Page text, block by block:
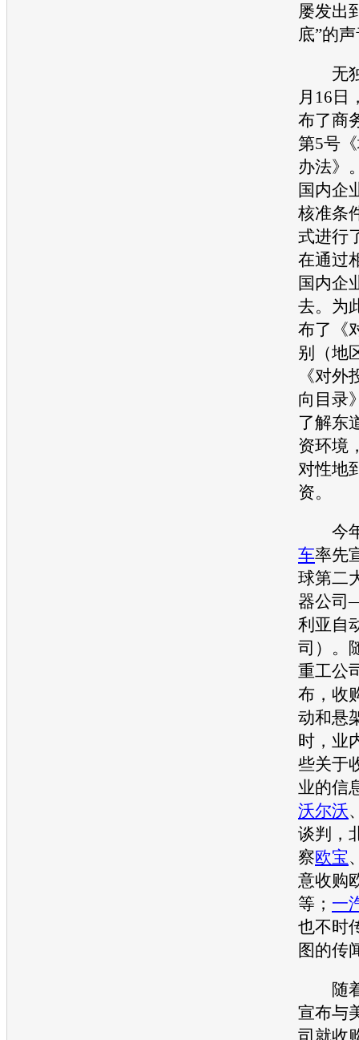
屡发出
底”的
无独
月16日
布了商
第5号
办法》
国内企
核准条
式进行
在通过
国内企
去。为
布了《
别（地
《对
向目录
了解东
资环境
对性地
资。
今年
车率先
球第二
器公司
利亚自
司）。
重工公
布，收
动和悬
时，业
些关于
业的信
沃尔沃
谈判，
察欧宝
意收购
等； 一
也不时
图的传
随着
宣布与
司就收